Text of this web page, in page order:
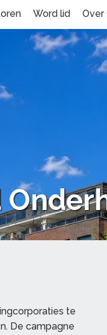
Word lid Over
te
De campagne